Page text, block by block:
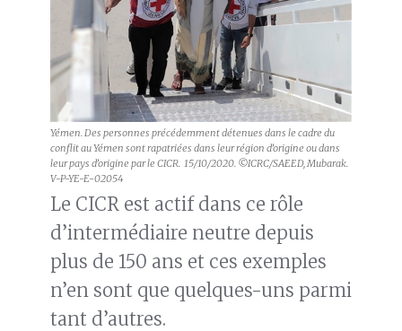
Yémen. Des personnes précédemment détenues dans le cadre du
conflit au Yémen sont rapatriées dans leur région d’origine ou dans
leur pays d’origine par le CICR . 15/10/2020. ©ICRC/SAEED, Mubarak.
V-P-YE-E-02054
Le CICR est actif dans ce rôle
d’intermédiaire neutre depuis
plus de 150 ans et ces exemples
n’en sont que quelques-uns parmi
tant d’autres.